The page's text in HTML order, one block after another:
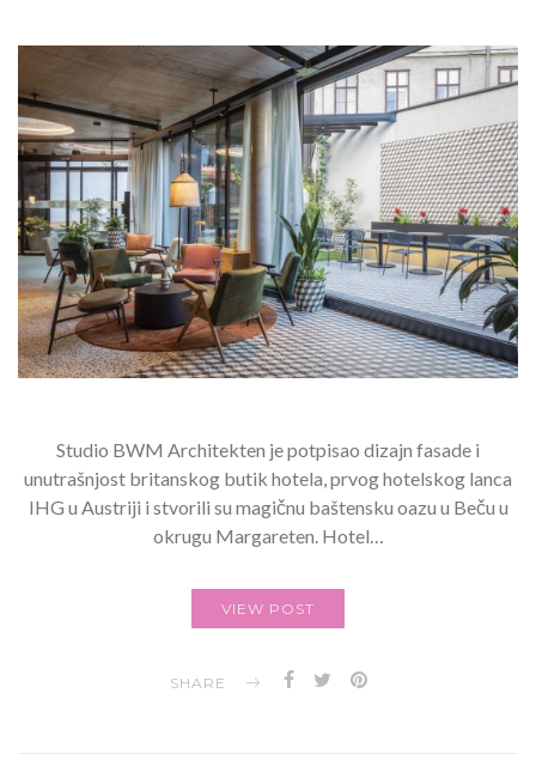
Studio BWM Architekten je potpisao dizajn fasade i
unutrašnjost britanskog butik hotela, prvog hotelskog lanca
IHG u Austriji i stvorili su magičnu baštensku oazu u Beču u
okrugu Margareten. Hotel…
VIEW POST
SHARE